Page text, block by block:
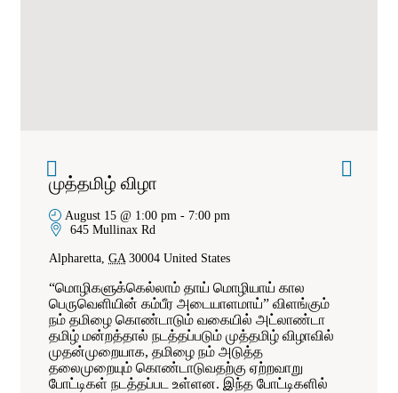
முத்தமிழ் விழா
August 15 @ 1:00 pm - 7:00 pm
645 Mullinax Rd
Alpharetta, GA 30004 United States
“மொழிகளுக்கெல்லாம் தாய் மொழியாய் கால
பெருவெளியின் கம்பீர அடையாளமாய்” விளங்கும்
நம் தமிழை கொண்டாடும் வகையில் அட்லாண்டா
தமிழ் மன்றத்தால் நடத்தப்படும் முத்தமிழ் விழாவில்
முதன்முறையாக, தமிழை நம் அடுத்த
தலைமுறையும் கொண்டாடுவதற்கு ஏற்றவாறு
போட்டிகள் நடத்தப்பட உள்ளன. இந்த போட்டிகளில்